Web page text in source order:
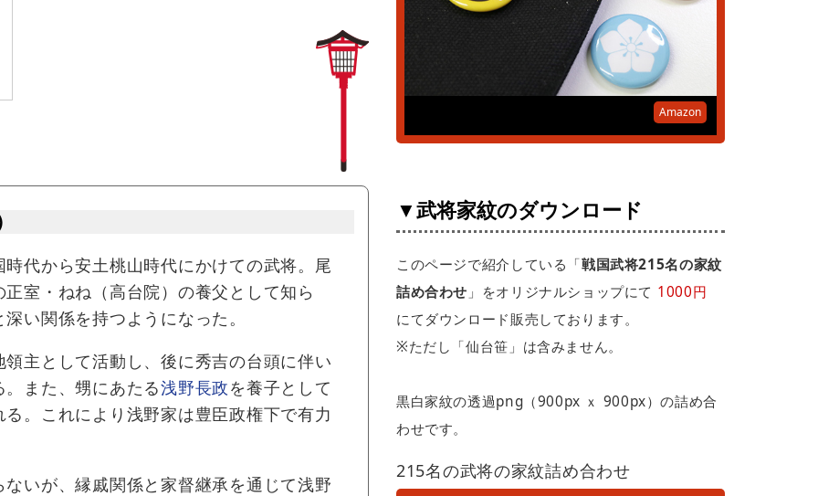
代から安土桃山時代にかけての武将。尾
正室・ねね（高台院）の養父として知ら
い関係を持つようになった。
主として活動し、後に秀吉の台頭に伴い
また、甥にあたる浅野長政を養子として
。これにより浅野家は豊臣政権下で有力
いが、縁戚関係と家督継承を通じて浅野
Amazon
▼武将家紋のダウンロード
このページで紹介している「戦国武将215名の家紋
詰め合わせ 」をオリジナルショップにて 1000円
にてダウンロード販売しております。
※ただし「仙台笹」は含みません。
黒白家紋の透過png（900px ｘ 900px）の詰め合
わせです。
215名の武将の家紋詰め合わせ